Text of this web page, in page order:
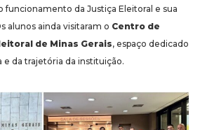
funcionamento da Justiça Eleitoral e sua
alunos ainda visitaram o Centro de
de Minas Gerais, espaço dedicado
e da trajetória da instituição.